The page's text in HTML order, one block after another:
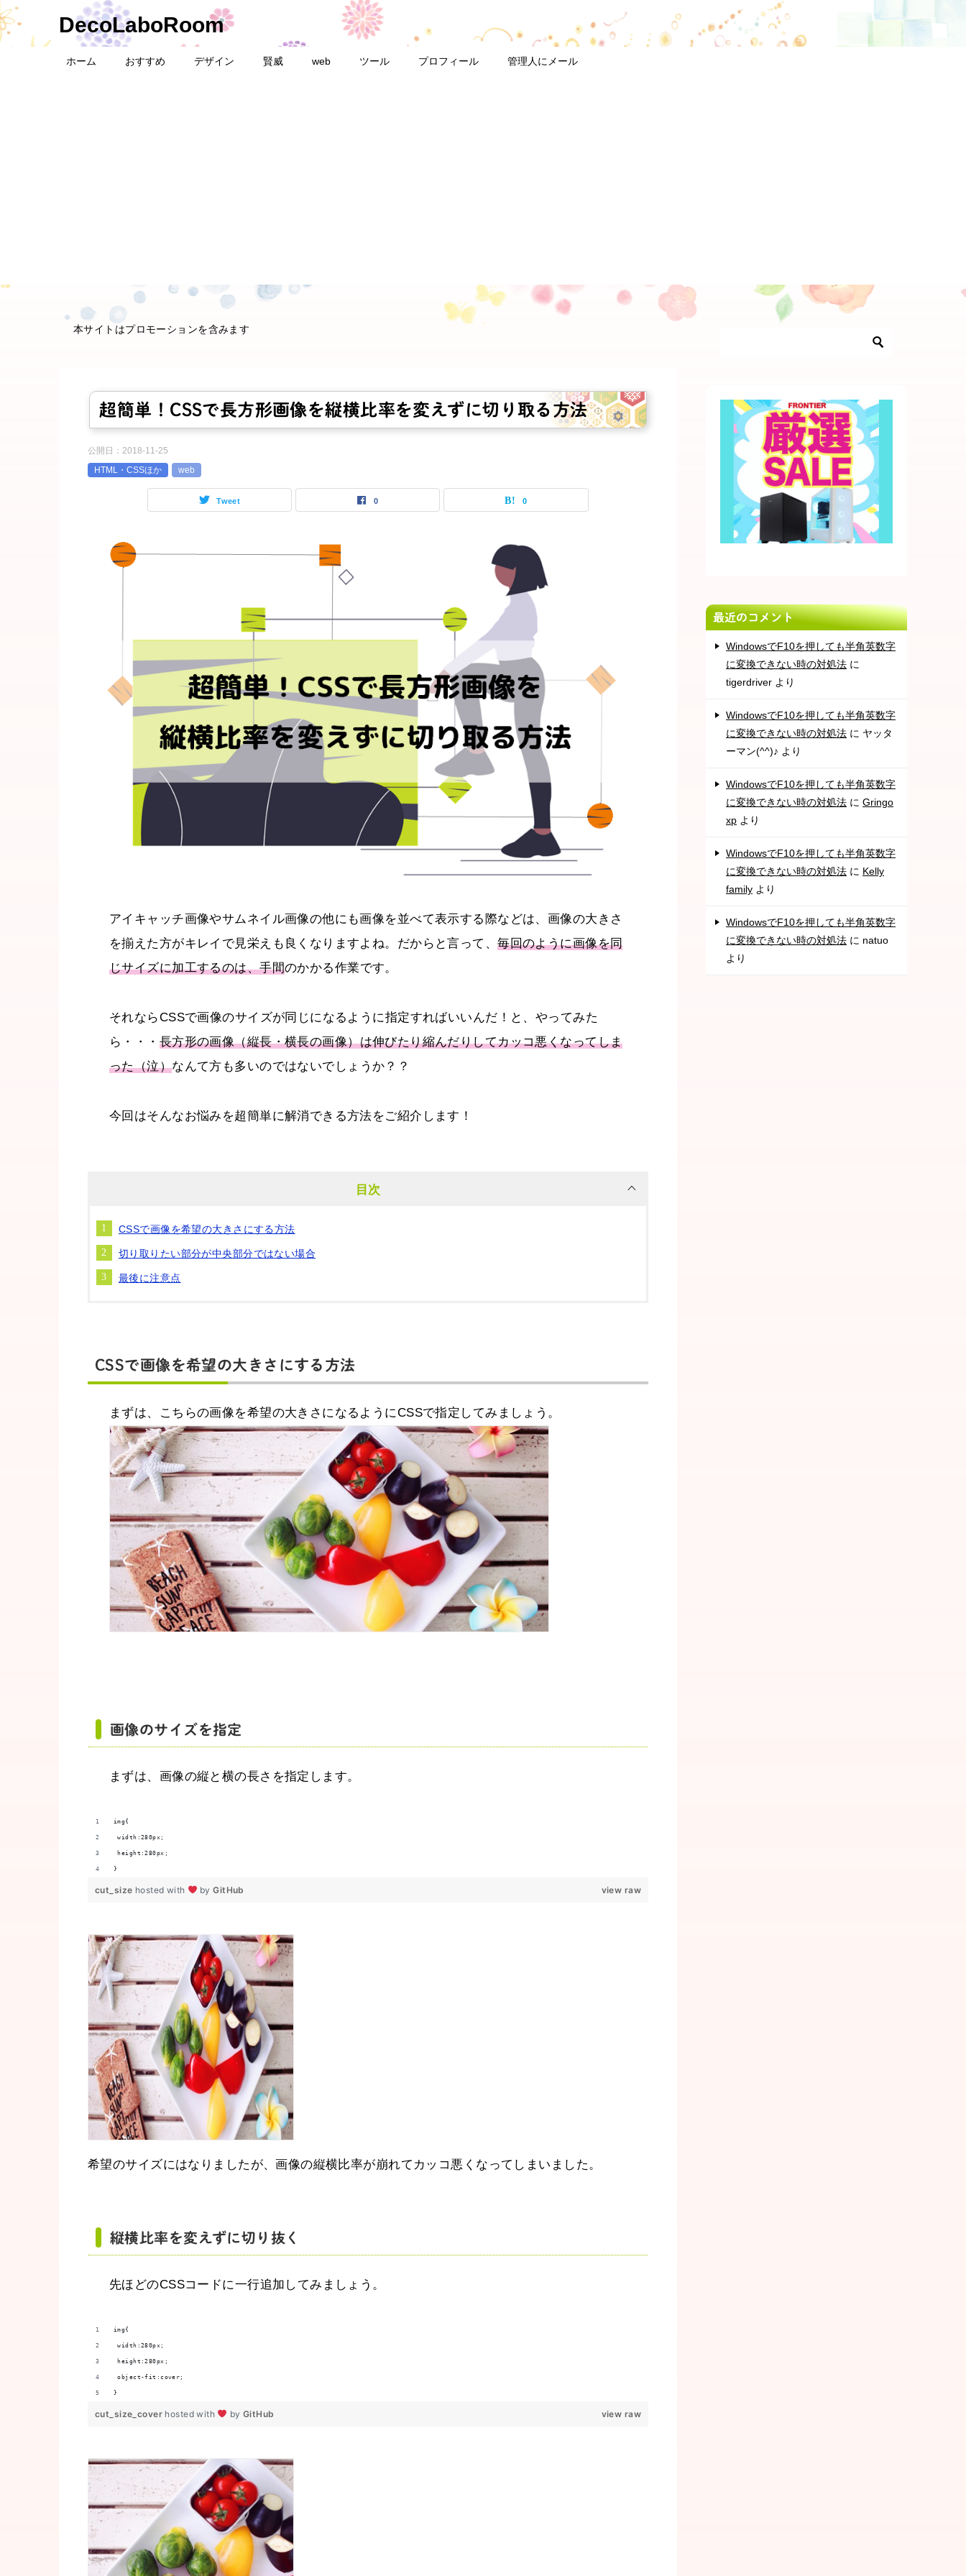
DecoLaboRoom
ホーム おすすめ デザイン 賢威 web ツール プロフィール 管理人にメール
本サイトはプロモーションを含みます
超簡単！CSSで長方形画像を縦横比率を変えずに切り取る方法
公開日： 2018-11-25
HTML・CSSほか
web
Tweet 0 0
アイキャッチ画像やサムネイル画像の他にも画像を並べて表示する際などは、画像の大きさ
を揃えた方がキレイで見栄えも良くなりますよね。だからと言って、毎回のように画像を同
じサイズに加工するのは、手間のかかる作業です。
それならCSSで画像のサイズが同じになるように指定すればいいんだ！と、やってみた
ら・・・ 長方形の画像（縦長・横長の画像）は伸びたり縮んだりしてカッコ悪くなってしま
った（泣）なんて方も多いのではないでしょうか？？
今回はそんなお悩みを超簡単に解消できる方法をご紹介します！
目次
CSSで画像を希望の大きさにする方法
切り取りたい部分が中央部分ではない場合
最後に注意点
CSSで画像を希望の大きさにする方法
まずは、こちらの画像を希望の大きさになるようにCSSで指定してみましょう。
画像のサイズを指定
まずは、画像の縦と横の長さを指定します。
img{
width:280px;
height:280px;
}
view raw
cut_size hosted with byGitHub
希望のサイズにはなりましたが、画像の縦横比率が崩れてカッコ悪くなってしまいました。
縦横比率を変えずに切り抜く
先ほどのCSSコードに一行追加してみましょう。
img{
width:280px;
height:280px;
object-fit:cover;
}
view raw
cut_size_cover hosted with by GitHub
最近のコメント
WindowsでF10を押しても半角英数字
に変換できない時の対処法 に
tigerdriver より
WindowsでF10を押しても半角英数字
に変換できない時の対処法 に ヤッタ
ーマン(^^)♪ より
WindowsでF10を押しても半角英数字
に変換できない時の対処法 に Gringo
xp より
WindowsでF10を押しても半角英数字
に変換できない時の対処法 に Kelly
family より
WindowsでF10を押しても半角英数字
に変換できない時の対処法 に natuo
より